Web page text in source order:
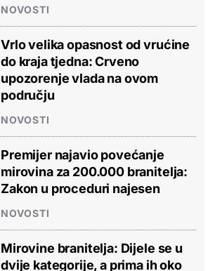
NOVOSTI
Vrlo velika opasnost od vrućine
do kraja tjedna: Crveno
upozorenje vlada na ovom
području
NOVOSTI
Premijer najavio povećanje
mirovina za 200.000 branitelja:
Zakon u proceduri najesen
NOVOSTI
Mirovine branitelja: Dijele se u
dvije kategorije, a prima ih oko